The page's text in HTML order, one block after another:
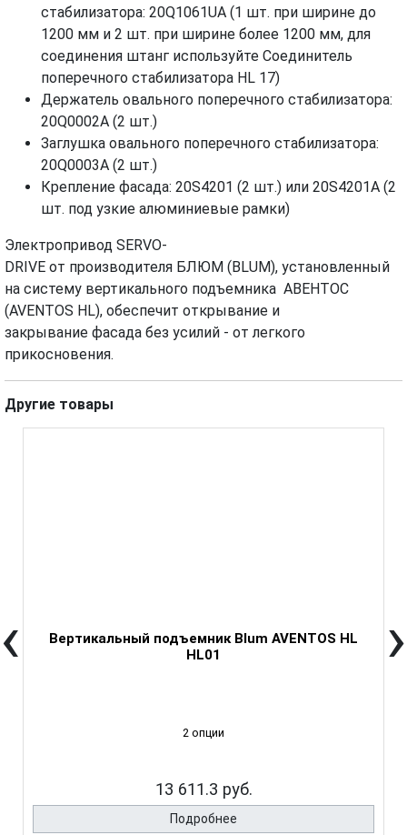
стабилизатора: 20Q1061UА (1 шт. при ширине до
1200 мм и 2 шт. при ширине более 1200 мм, для
соединения штанг используйте Соединитель
поперечного стабилизатора HL 17)
Держатель овального поперечного стабилизатора:
20Q0002А (2 шт.)
Заглушка овального поперечного стабилизатора:
20Q0003А (2 шт.)
Крепление фасада: 20S4201 (2 шт.) или 20S4201А (2
шт. под узкие алюминиевые рамки)
Электропривод SERVO-
DRIVE от производителя БЛЮМ (BLUM), установленный
на систему вертикального подъемника АВЕНТОС
(AVENTOS HL), обеспечит открывание и
закрывание фасада без усилий - от легкого
прикосновения.
Другие товары
Вертикальный подъемник Blum AVENTOS HL
HL01
2 опции
13 611.3 руб.
Подробнее
‹ ›